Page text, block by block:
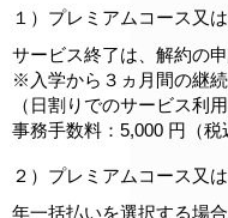
１）プレミアムコース又
サービス終了は、解約の
※入学から３ヵ月間の継続
（日割りでのサービス利
事務手数料：5,000 円（税
２）プレミアムコース又
年一括払いを選択する場